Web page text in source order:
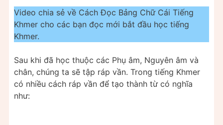
Video chia sẻ về Cách Đọc Bảng Chữ Cái Tiếng
Khmer cho các bạn đọc mới bắt đầu học tiếng
Khmer.
Sau khi đã học thuộc các Phụ âm, Nguyên âm và
chân, chúng ta sẽ tập ráp vần. Trong tiếng Khmer
có nhiều cách ráp vần để tạo thành từ có nghĩa
như: